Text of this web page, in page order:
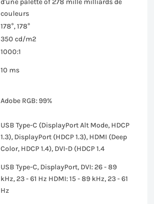
d'une palette of 278 mille milliards de
couleurs
178°, 178°
350 cd/m2
1000:1
10 ms
Adobe RGB: 99%
USB Type-C (DisplayPort Alt Mode, HDCP
1.3), DisplayPort (HDCP 1.3), HDMI (Deep
Color, HDCP 1.4), DVI-D (HDCP 1.4
USB Type-C, DisplayPort, DVI: 26 - 89
kHz, 23 - 61 Hz HDMI: 15 - 89 kHz, 23 - 61
Hz